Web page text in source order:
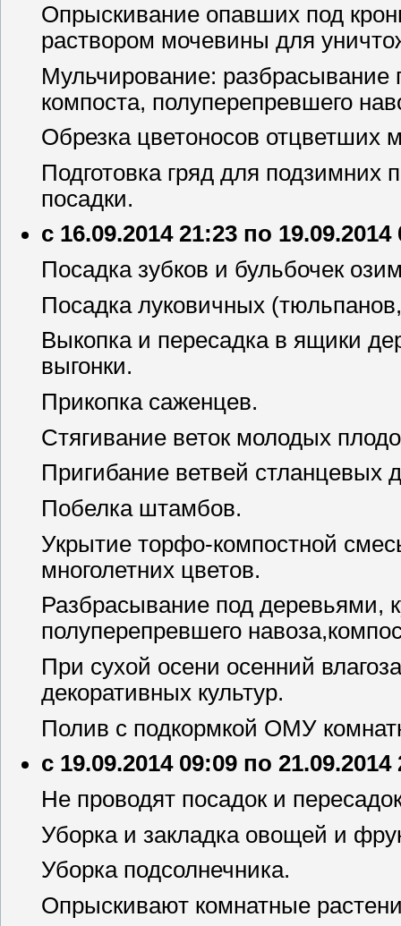
Опрыскивание опавших под
раствором мочевины для
Мульчирование: разбрасывание
компоста, полуперепревшего
Обрезка цветоносов отцветших
Подготовка гряд для подзимних
посадки.
с 16.09.2014 21:23 по 19.09.2014
Посадка зубков и бульбочек
Посадка луковичных
Выкопка и пересадка в ящики
выгонки.
Прикопка саженцев.
Стягивание веток молодых
Пригибание ветвей
Побелка штамбов.
Укрытие торфо-компостной
многолетних цветов.
Разбрасывание под деревьями,
полуперепревшего
При сухой осени осенний
декоративных культур.
Полив с подкормкой ОМУ
с 19.09.2014 09:09 по 21.09.2014
Не проводят посадок и
Уборка и закладка овощей и
Уборка подсолнечника.
Опрыскивают комнатные